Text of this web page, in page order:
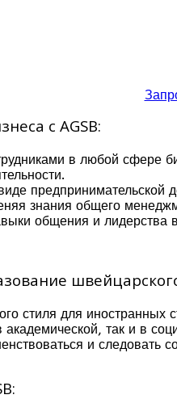
с AGSB:
в любой сфере
предпринимательской
знания общего
общения и лидерства
стиля для иностранных
академической, так и в
и